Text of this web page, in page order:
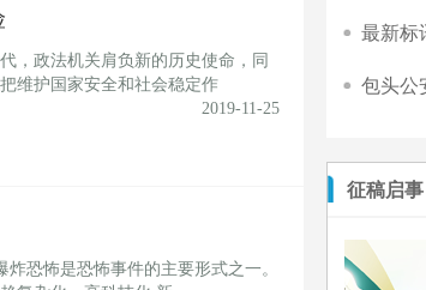
政法机关肩负新的历史使命，同
维护国家安全和社会稳定作
2019-11-25
恐怖是恐怖事件的主要形式之一。
最新标
包头公
征稿启事